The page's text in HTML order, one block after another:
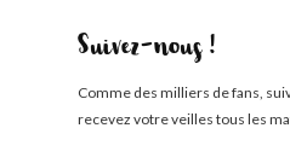
Suivez-nous !
Comme des milliers de fans,
recevez votre veilles tous les